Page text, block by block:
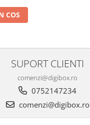
COS
SUPORT CLIENTI
comenzi@digibox.ro
0752147234
comenzi@digibox.ro